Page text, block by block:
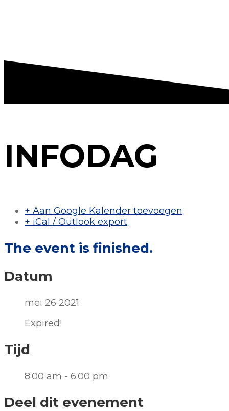
INFODAG
+ Aan Google Kalender toevoegen
+ iCal / Outlook export
The event is finished.
Datum
mei 26 2021
Expired!
Tijd
8:00 am - 6:00 pm
Deel dit evenement